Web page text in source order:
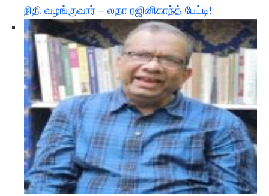
நிதி வழங்குவார் – லதா ரஜினிகாந்த் பேட்டி!